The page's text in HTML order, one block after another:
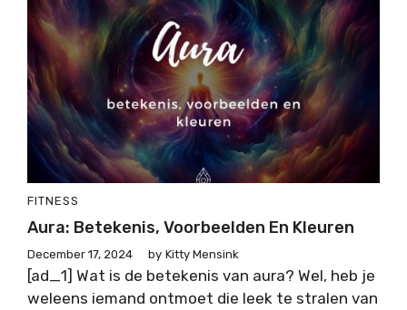
FITNESS
Aura: Betekenis, Voorbeelden En Kleuren
December 17, 2024 by Kitty Mensink
[ad_1] Wat is de betekenis van aura? Wel, heb je
weleens iemand ontmoet die leek te stralen van